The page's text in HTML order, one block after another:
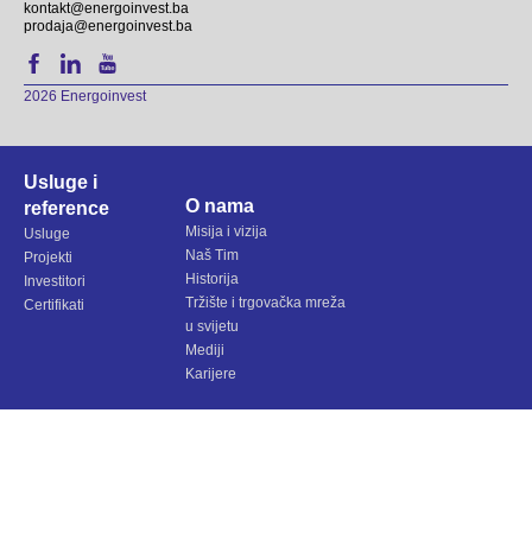
kontakt@energoinvest.ba
prodaja@energoinvest.ba
2026 Energoinvest
Usluge i
reference
Usluge
Projekti
Investitori
Certifikati
O nama
Misija i vizija
Naš Tim
Historija
Tržište i trgovačka mreža
u svijetu
Mediji
Karijere